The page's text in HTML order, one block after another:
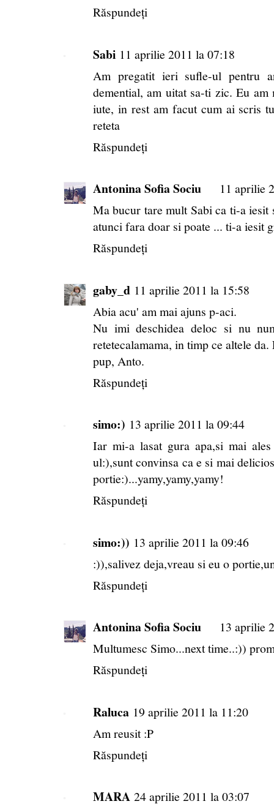
Răspundeți
Sabi 11 aprilie 2011 la 07:18
Am pregatit ieri sufle-ul pentru
demential, am uitat sa-ti zic. Eu
iute, in rest am facut cum ai scris
reteta
Răspundeți
Antonina Sofia Sociu
11 aprilie
Ma bucur tare mult Sabi ca ti-a
atunci fara doar si poate ... ti-a iesit
Răspundeți
gaby_d 11 aprilie 2011 la 15:58
Abia acu' am mai ajuns p-aci.
Nu imi deschidea deloc si nu
retetecalamama, in timp ce altele
pup, Anto.
Răspundeți
simo:) 13 aprilie 2011 la 09:44
Iar mi-a lasat gura apa,si mai
ul:),sunt convinsa ca e si mai
portie:)...yamy,yamy,yamy!
Răspundeți
simo:)) 13 aprilie 2011 la 09:46
:)),salivez deja,vreau si eu o
Răspundeți
Antonina Sofia Sociu
13 aprilie
Multumesc Simo...next time..:))
Răspundeți
Raluca 19 aprilie 2011 la 11:20
Am reusit :P
Răspundeți
MARA 24 aprilie 2011 la 03:07